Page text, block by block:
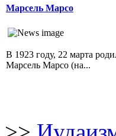
Марсель Марсо
В 1923 году, 22 марта
Марсель Марсо (на...